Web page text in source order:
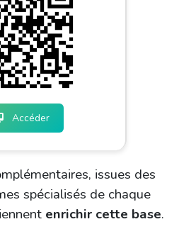
issues des
spécialisés de chaque
enrichir cette base.
Accéder